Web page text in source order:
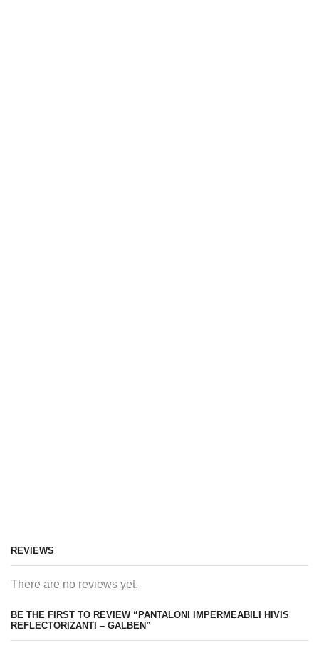
REVIEWS
There are no reviews yet.
BE THE FIRST TO REVIEW “PANTALONI IMPERMEABILI HIVIS
REFLECTORIZANTI – GALBEN”